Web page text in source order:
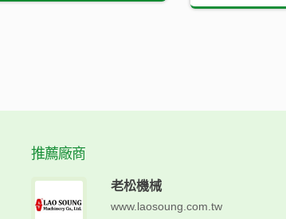
推薦廠商
老松機械
www.laosoung.com.tw